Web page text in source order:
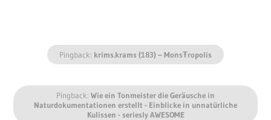
Pingback: krims.krams (183) – MonsŦropolis
Pingback: Wie ein Tonmeister die Geräusche in
Naturdokumentationen erstellt - Einblicke in unnatürliche
Kulissen - seriesly AWESOME